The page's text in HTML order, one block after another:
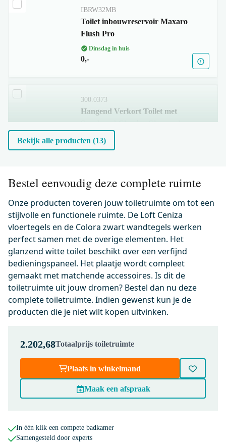
IBRW32MB
Toilet inbouwreservoir Maxaro
Flush Pro
Dinsdag in huis
0,-
300.0373
Hangend Verkort Toilet met
Spoelrand Classico Glanzend
Dinsdag in huis
500.0220
Wc-bril verdikt Glanzend wit
incl. Softclose en Quick release
Dinsdag in huis
0,-
911013791
Geberit Bedieningspaneel Toilet
| Sigma 50 Wit Goud
0,-
200-1202GG
Radius WC Borstel | Goud |
0,-
Bekijk alle producten (13)
Bestel eenvoudig deze complete ruimte
Onze producten toveren jouw toiletruimte om tot een
stijlvolle en functionele ruimte. De Loft Ceniza
vloertegels en de Colora zwart wandtegels werken
perfect samen met de overige elementen. Het
glanzend witte toilet beschikt over een verfijnd
bedieningspaneel. Het plaatje wordt compleet
gemaakt met matchende accessoires. Is dit de
toiletruimte uit jouw dromen? Bestel dan nu deze
complete toiletruimte. Indien gewenst kun je de
producten die je niet wilt kopen uitvinken.
2.202,68Totaalprijs toiletruimte
Plaats in winkelmand
Maak een afspraak
In één klik een compete badkamer
Samengesteld door experts